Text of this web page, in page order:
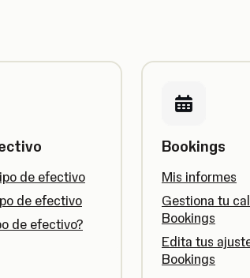
de efectivo
de efectivo
de efectivo?
Bookings
Mis informes
Gestiona tu
Bookings
Edita tus
Bookings